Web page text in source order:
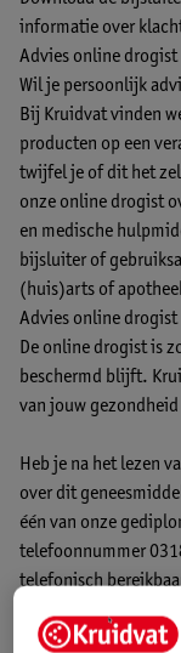
informatie over
Advies online drogist
Wil je persoonlijk
Bij Kruidvat vinden
producten op een
twijfel je of dit het
onze online drogist
en medische
bijsluiter of
(huis)arts of
Advies online drogist
De online drogist is
beschermd blijft.
van jouw
Heb je na het lezen
over dit
één van onze
telefoonnummer
telefonisch
feestdagen gesloten.